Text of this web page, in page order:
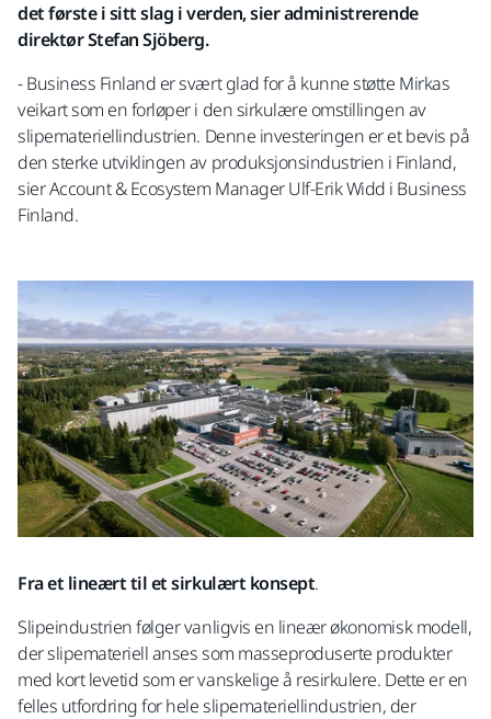
det første i sitt slag i verden, sier administrerende
direktør Stefan Sjöberg.
- Business Finland er svært glad for å kunne støtte Mirkas
veikart som en forløper i den sirkulære omstillingen av
slipemateriellindustrien. Denne investeringen er et bevis på
den sterke utviklingen av produksjonsindustrien i Finland,
sier Account & Ecosystem Manager Ulf-Erik Widd i Business
Finland.
Fra et lineært til et sirkulært konsept.
Slipeindustrien følger vanligvis en lineær økonomisk modell,
der slipemateriell anses som masseproduserte produkter
med kort levetid som er vanskelige å resirkulere. Dette er en
felles utfordring for hele slipemateriellindustrien, der